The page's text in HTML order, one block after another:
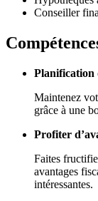
Conseiller
Planification
Maintenez
grâce à une
Profiter
Faites
avantages
intéressantes.